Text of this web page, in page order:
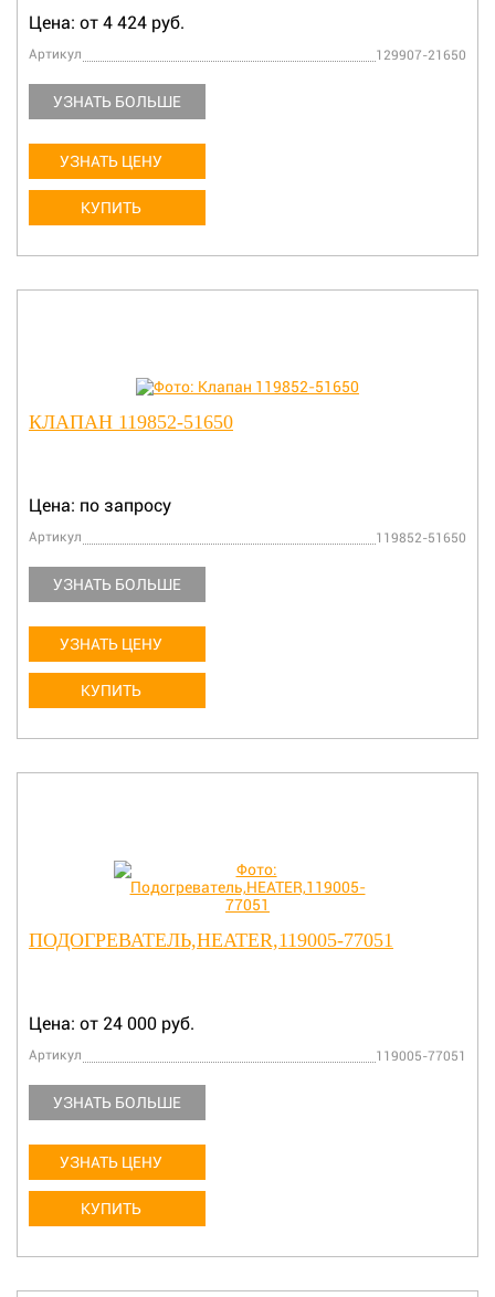
Цена: от 4 424 руб.
Артикул 129907-21650
УЗНАТЬ БОЛЬШЕ
УЗНАТЬ ЦЕНУ
КУПИТЬ
КЛАПАН 119852-51650
Цена: по запросу
Артикул 119852-51650
УЗНАТЬ БОЛЬШЕ
УЗНАТЬ ЦЕНУ
КУПИТЬ
ПОДОГРЕВАТЕЛЬ,HEATER,119005-77051
Цена: от 24 000 руб.
Артикул 119005-77051
УЗНАТЬ БОЛЬШЕ
УЗНАТЬ ЦЕНУ
КУПИТЬ